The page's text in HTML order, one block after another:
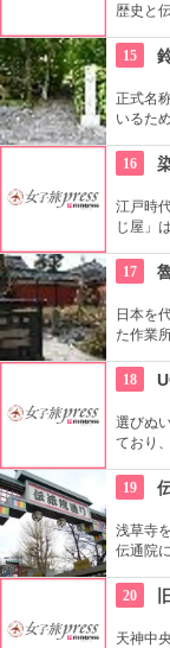
歴史と
石川県
よって
15
正式名
いるた
「幸福
法等も
16
江戸時
じ屋」
地の小
17
日本を
た作業
ます。
18
選びぬ
ており
をお届
19
浅草寺
伝通院
ありま
す。
20
天神中